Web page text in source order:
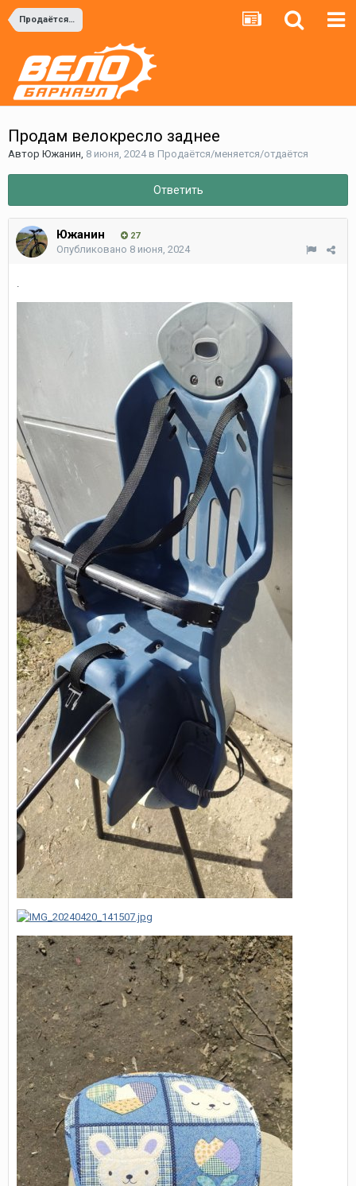
Продаётся/меняется/отдаётся
Продам велокресло заднее
Автор Южанин, 8 июня, 2024в Продаётся/меняется/отдаётся
Ответить
Южанин 27
Опубликовано 8 июня, 2024
.